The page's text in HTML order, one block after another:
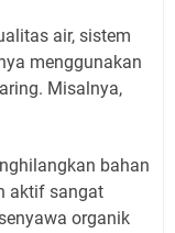
air, sistem
menggunakan
Misalnya,
bahan
aktif sangat
organik